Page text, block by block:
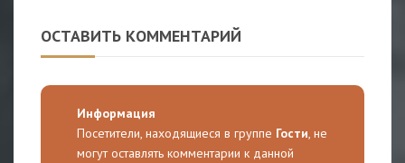
ОСТАВИТЬ КОММЕНТАРИЙ
Информация
Посетители, находящиеся в группе Гости , не
могут оставлять комментарии к данной